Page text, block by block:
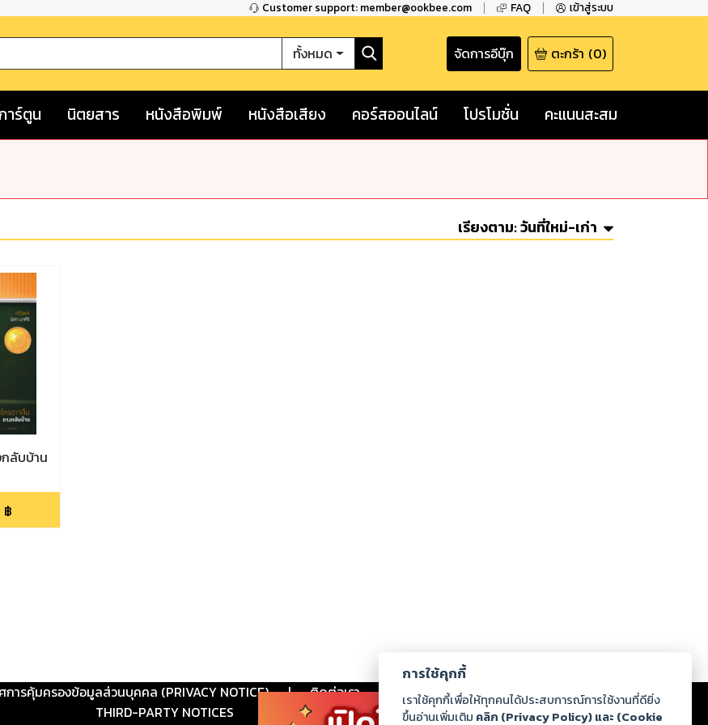
Customer support: member@ookbee.com FAQ เข้าสู่ระบบ
ทั้งหมด จัดการอีบุ๊ก ตะกร้า (0)
าร์ตูน นิตยสาร หนังสือพิมพ์ หนังสือเสียง คอร์สออนไลน์ โปรโมชั่น คะแนนสะสม
เรียงตาม:วันที่ใหม่-เก่า
กลับบ้าน
฿
การคุ้มครองข้อมูลส่วนบุคคล (PRIVACY NOTICE) | ติดต่อเรา ร่วมงานกับเรา ดาวน์โหลด
THIRD-PARTY NOTICES
การใช้คุกกี้
เราใช้คุกกี้เพื่อให้ทุกคนได้ประสบการณ์การใช้งานที่ดียิ่ง
ขึ้นอ่านเพิ่มเติม คลิก (Privacy Policy) และ (Cookie